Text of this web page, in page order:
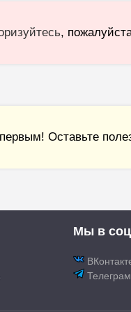
,
Оставьте
Мы в
Телеграм